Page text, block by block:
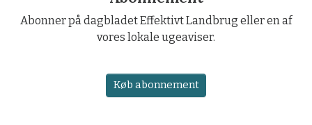
Abonner på dagbladet Effektivt Landbrug eller en af
vores lokale ugeaviser.
Køb abonnement